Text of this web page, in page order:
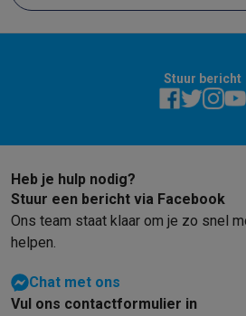
Stuur bericht
Heb je hulp nodig?
Stuur een bericht via Facebook
Ons team staat klaar om je zo snel
helpen.
Chat met ons
Vul ons contactformulier in